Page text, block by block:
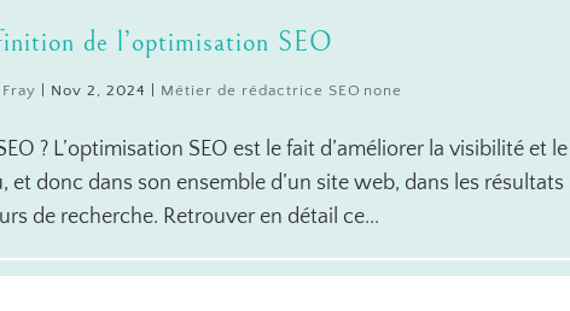
de l’optimisation SEO
Nov 2, 2024 Métier de rédactrice SEO
? L’optimisation SEO est le fait d’améliorer la visibilité et le
donc dans son ensemble d’un site web, dans les résultats
de recherche. Retrouver en détail ce...